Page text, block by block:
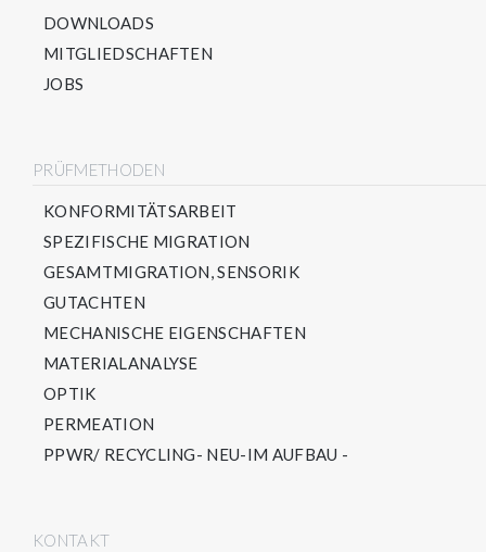
DOWNLOADS
MITGLIEDSCHAFTEN
JOBS
PRÜFMETHODEN
KONFORMITÄTSARBEIT
SPEZIFISCHE MIGRATION
GESAMTMIGRATION, SENSORIK
GUTACHTEN
MECHANISCHE EIGENSCHAFTEN
MATERIALANALYSE
OPTIK
PERMEATION
PPWR/ RECYCLING- NEU-IM AUFBAU -
KONTAKT